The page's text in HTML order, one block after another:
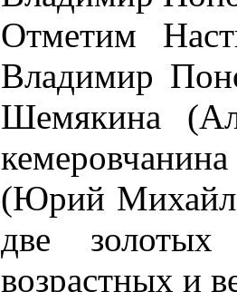
Отметим
Владимир
Шемякина
(Юрий
две
возрастных и